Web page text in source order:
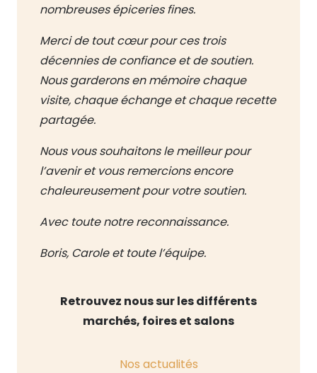
nombreuses épiceries fines.
Merci de tout cœur pour ces trois
décennies de confiance et de soutien.
Nous garderons en mémoire chaque
visite, chaque échange et chaque recette
partagée.
Nous vous souhaitons le meilleur pour
l’avenir et vous remercions encore
chaleureusement pour votre soutien.
Avec toute notre reconnaissance.
Boris, Carole et toute l’équipe.
Retrouvez nous sur les différents
marchés, foires et salons
Nos actualités